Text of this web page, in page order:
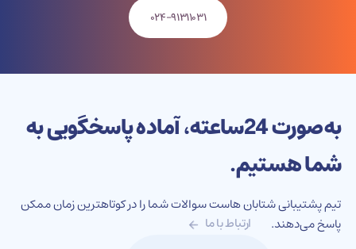
۰۲۴-۹۱۳۱۱۰۳۱
به‌صورت 24‌ساعته، آماده پاسخگویی به
شما هستیم.
تیم پشتیبانی شتابان هاست سوالات شما را در کوتاهترین زمان ممکن
پاسخ می‌دهند.
ارتباط با ما